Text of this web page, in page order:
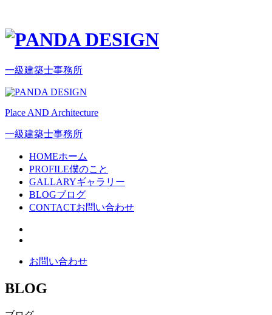
一級建築士事務所
Place AND Architecture
一級建築士事務所
HOMEホーム
PROFILE僕のこと
GALLARYギャラリー
BLOGブログ
CONTACTお問い合わせ
お問い合わせ
BLOG